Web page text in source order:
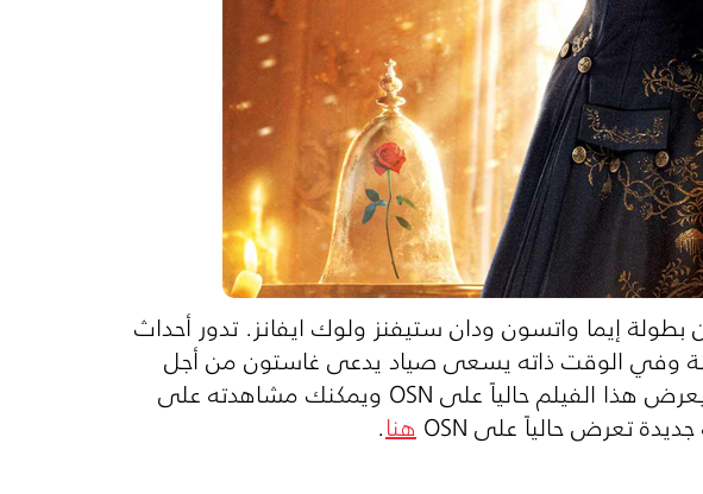
إيما واتسون ودان ستيفنز ولوك ايفانز. تدور أحداث
وفي الوقت ذاته يسعى صياد يدعى غاستون من أجل
اتخاذها لنفسه ويعزم في وقت لاحق على اصطياد الوحش بأي ثمن. يعرض هذا الفيلم حالياً على OSN ويمكنك مشاهدته على
هنا.